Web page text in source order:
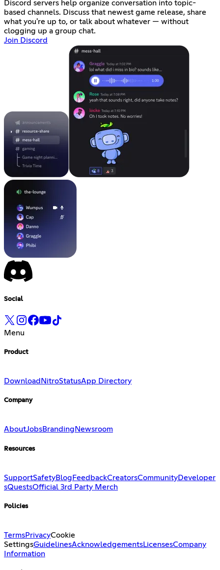
Discord servers help organize conversation into topic-
based channels. Discuss that newest game release, share
what you're up to, or talk about whatever — without
clogging up a group chat.
Join Discord
Social
Menu
Product
Download NitroStatusApp Directory
Company
AboutJobsBranding Newsroom
Resources
SupportSafetyBlog FeedbackCreatorsCommunityDeveloper
sQuestsOfficial 3rd Party Merch
Policies
TermsPrivacyCookie
SettingsGuidelinesAcknowledgementsLicensesCompany
Information